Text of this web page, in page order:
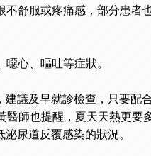
不舒服或疼痛感，部分患者
心、嘔吐等症狀。
議及早就診檢查，只要配
師也提醒，夏天天熱更要
尿道反覆感染的狀況。